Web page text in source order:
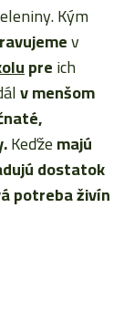
Kým
v
preich
v menšom
Keďžemajú
dostatok
potreba živín